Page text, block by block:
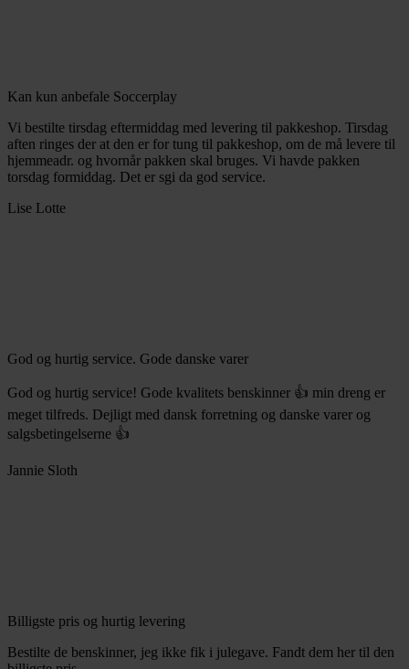
Kan kun anbefale Soccerplay
Vi bestilte tirsdag eftermiddag med levering til pakkeshop. Tirsdag
aften ringes der at den er for tung til pakkeshop, om de må levere til
hjemmeadr. og hvornår pakken skal bruges. Vi havde pakken
torsdag formiddag. Det er sgi da god service.
Lise Lotte
God og hurtig service. Gode danske varer
God og hurtig service! Gode kvalitets benskinner 👍 min dreng er
meget tilfreds. Dejligt med dansk forretning og danske varer og
salgsbetingelserne 👍
Jannie Sloth
Billigste pris og hurtig levering
Bestilte de benskinner, jeg ikke fik i julegave. Fandt dem her til den